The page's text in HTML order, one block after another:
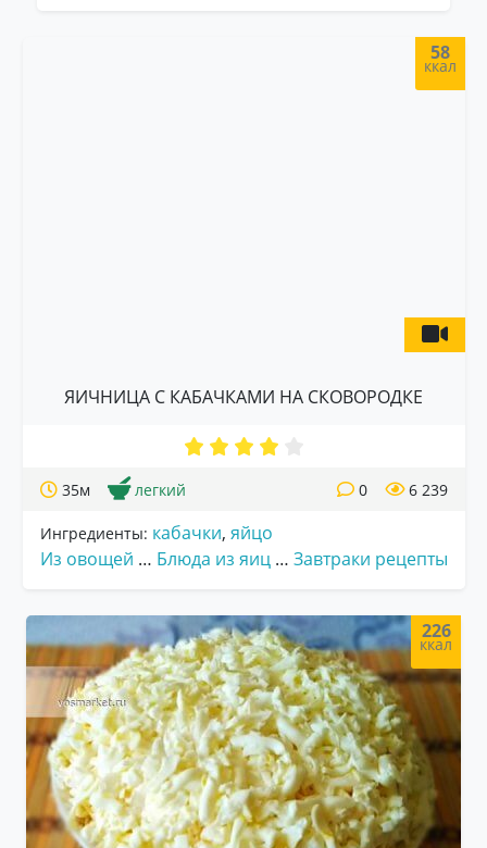
58
ккал
ЯИЧНИЦА С КАБАЧКАМИ НА СКОВОРОДКЕ
35м легкий 6 239
0
Ингредиенты: кабачки, яйцо
Из овощей … Блюда из яиц… Завтраки рецепты
226
ккал